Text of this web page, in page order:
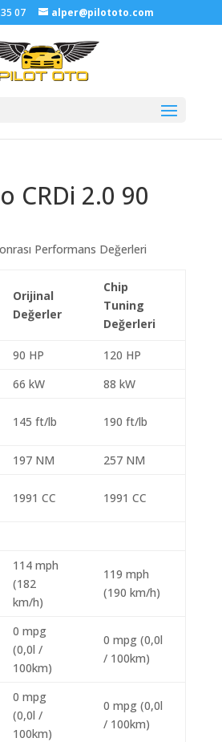
07 alper@pilototo.com
CRDi 2.0 90
Performans Değerleri
Orijinal
Değerler
Chip
Tuning
Değerleri
90 HP
120 HP
66 kW
88 kW
145 ft/lb 190 ft/lb
197 NM
257 NM
1991 CC 1991 CC
114 mph
(182
km/h)
119 mph
(190 km/h)
0 mpg
(0,0l /
100km)
0 mpg (0,0l
/ 100km)
0 mpg
(0,0l /
100km)
0 mpg (0,0l
/ 100km)